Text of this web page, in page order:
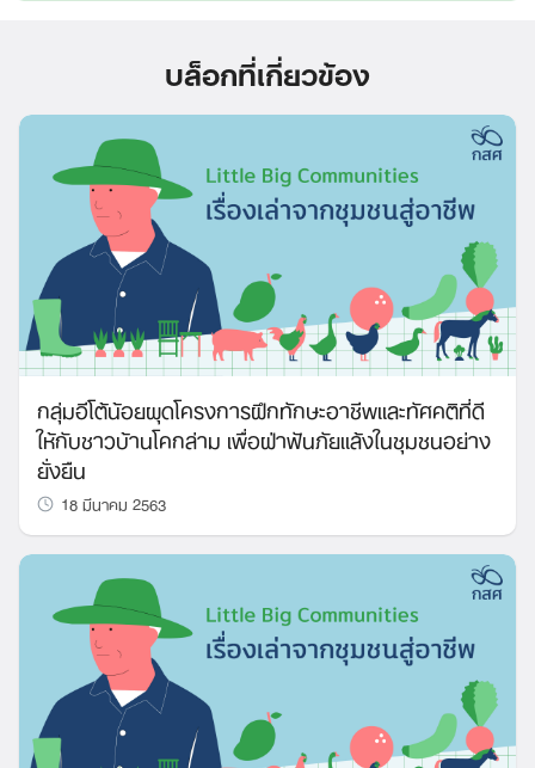
Search
for:
บล็อกที่เกี่ยวข้อง
กลุ่มอีโต้น้อยผุดโครงการฝึกทักษะอาชีพและทัศคติที่ดี
ให้กับชาวบ้านโคกล่าม เพื่อฝ่าฟันภัยแล้งในชุมชนอย่าง
ยั่งยืน
18 มีนาคม 2563